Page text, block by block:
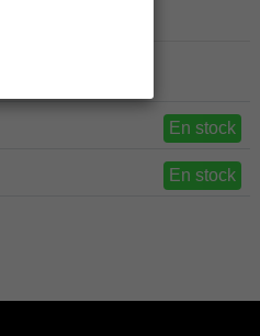
En stock
En stock